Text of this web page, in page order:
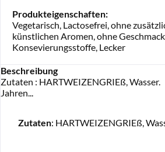
Produkteigenschaften:
Vegetarisch, Lactosefrei, ohne
künstlichen Aromen, ohne
Konsevierungsstoffe, Lecker
Beschreibung
Zutaten : HARTWEIZENGRIEß,
Jahren...
Zutaten: HARTWEIZENGRIEß,